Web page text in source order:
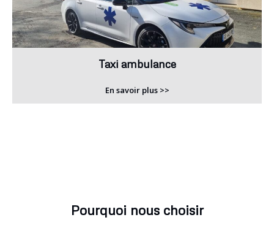
Taxi ambulance
En savoir plus >>
Pourquoi nous choisir